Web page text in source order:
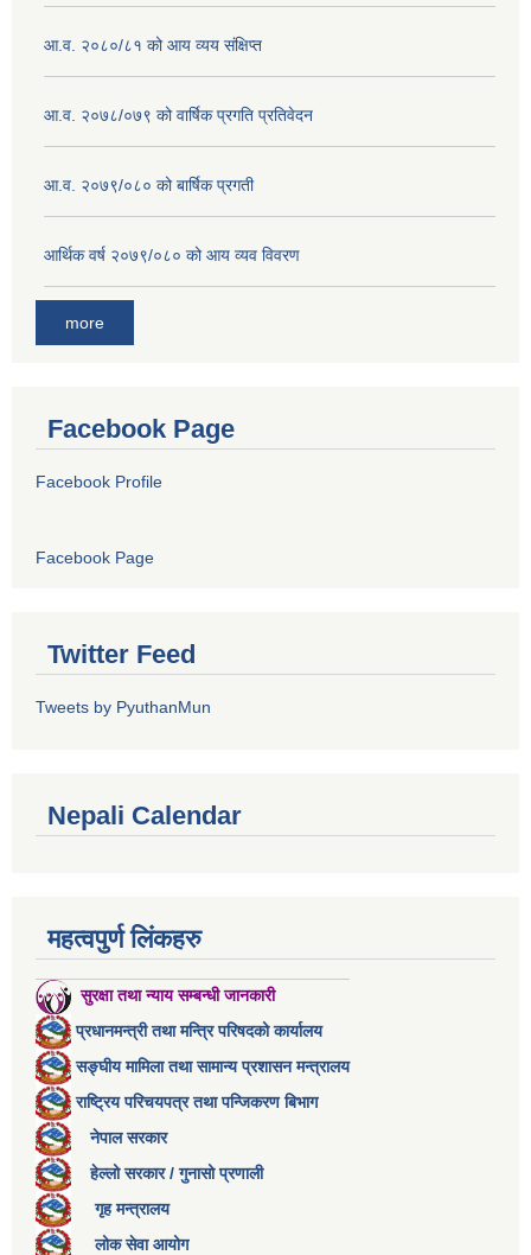
आ.व. २०८०/८१ को आय व्यय संक्षिप्त
आ.व. २०७८/०७९ को वार्षिक प्रगति प्रतिवेदन
आ.व. २०७९/०८० को बार्षिक प्रगती
आर्थिक वर्ष २०७९/०८० को आय व्यव विवरण
more
Facebook Page
Facebook Profile
Facebook Page
Twitter Feed
Tweets by PyuthanMun
Nepali Calendar
महत्वपुर्ण लिंकहरु
सुरक्षा तथा न्याय सम्बन्धी जानकारी
प्रधानमन्त्री तथा मन्त्रि परिषदको कार्यालय
सङ्घीय मामिला तथा सामान्य प्रशासन मन्त्रालय
राष्ट्रिय परिचयपत्र तथा पन्जिकरण बिभाग
नेपाल सरकार
हेल्लो सरकार / गुनासो प्रणाली
गृह मन्त्रालय
लोक सेवा आयोग